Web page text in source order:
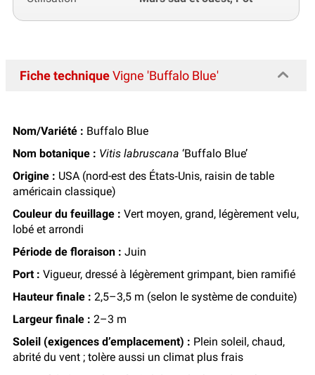
Fiche techniqueVigne 'Buffalo Blue'
Nom/Variété : Buffalo Blue
Nom botanique : Vitis labruscana ‘Buffalo Blue’
Origine : USA (nord-est des États‑Unis, raisin de table
américain classique)
Couleur du feuillage : Vert moyen, grand, légèrement velu,
lobé et arrondi
Période de floraison : Juin
Port : Vigueur, dressé à légèrement grimpant, bien ramifié
Hauteur finale : 2,5–3,5 m (selon le système de conduite)
Largeur finale : 2–3 m
Soleil (exigences d’emplacement) : Plein soleil, chaud,
abrité du vent ; tolère aussi un climat plus frais